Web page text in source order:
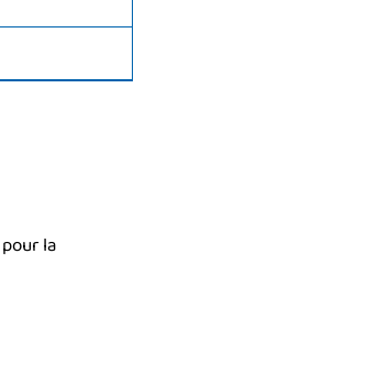
pour la